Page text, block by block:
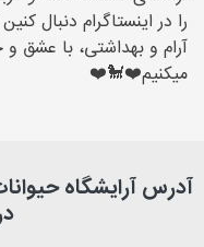
آرام و بهداشتى، با عشق
میكنيم❤️🐩❤️
آدرس آرایشگاه